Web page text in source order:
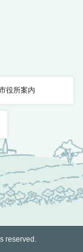
役所案内
reserved.